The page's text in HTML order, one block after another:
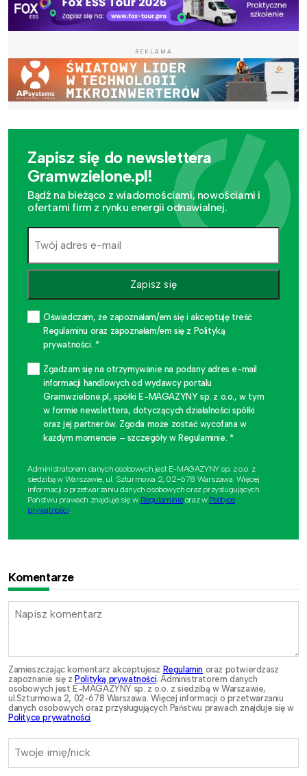
REKLAMA
Zapisz się do newslettera
Gramwzielone.pl!
Bądź na bieżąco z wiadomościami, nowościami i
ofertami firm z rynku energii odnawialnej.
Zapisz się
Oświadczam, że zapoznałam/em się i akceptuję treść
Regulaminu oraz zapoznałam/em się z Polityką
prywatności. *
Zgadzam się na otrzymywanie na podany adres e-mail
informacji handlowych od wydawcy portalu
Gramwzielone.pl, spółki E-MAGAZYNY sp. z o.o., w tym
w formie newslettera, dotyczących działalności spółki
oraz jej partnerów. Zgoda może zostać wycofana w
każdym momencie – szczegóły w Regulaminie. *
Administratorem danych osobowych jest E-MAGAZYNY sp. z o.o. z
siedzibą w Warszawie, ul. Szturmowa 2, 02-678 Warszawa. Więcej
informacji o przetwarzaniu danych osobowych oraz przysługujących
Państwu prawach znajduje się w Regulaminieoraz w Polityce
prywatności.
Komentarze
Zamieszczając komentarz akceptujesz Regulamin oraz potwierdzasz
zapoznanie się z Polityką prywatności. Administratorem danych
osobowych jest E-MAGAZYNY sp. z o.o. z siedzibą w Warszawie,
ul.Szturmowa 2, 02-678 Warszawa. Więcej informacji o przetwarzaniu
danych osobowych oraz przysługujących Państwu prawach znajduje się w
Polityce prywatności.